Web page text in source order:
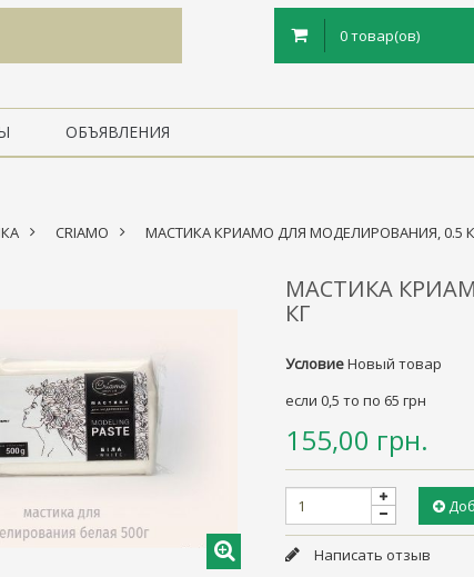
0 товар(ов)
ОБЪЯВЛЕНИЯ
> CRIAMO > МАСТИКА КРИАМО ДЛЯ МОДЕЛИРОВАНИЯ, 0.5
МАСТИКА
КГ
УсловиеНовый товар
если 0,5 то по 65 грн
155,00 грн.
Написать отзыв